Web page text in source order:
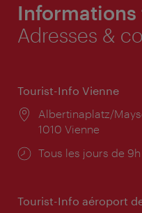
Adresses &
Tourist-Info Vienne
Lieu:
Albertinaplatz/
1010 Vienne
Horaires
Tous les jours de 9h
Tourist-Info aéroport